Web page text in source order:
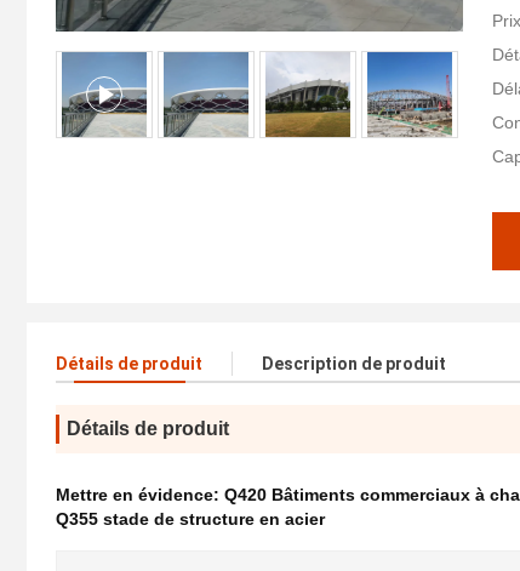
Détails de produit Description de produit
Détails de produit
Mettre en évidence: Q420 Bâtiments commerciaux à
Q355 stade de structure en acier